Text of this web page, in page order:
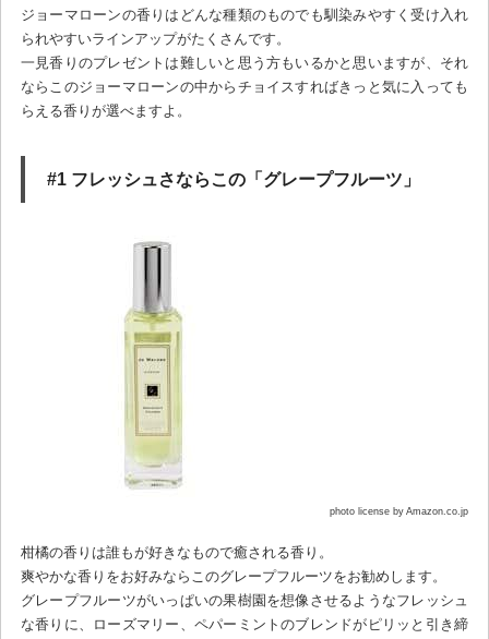
ジョーマローンの香りはどんな種類のものでも馴染みやすく受け入れ
られやすいラインアップがたくさんです。
一見香りのプレゼントは難しいと思う方もいるかと思いますが、それ
ならこのジョーマローンの中からチョイスすればきっと気に入っても
らえる香りが選べますよ。
#1 フレッシュさならこの「グレープフルーツ」
photo license by Amazon.co.jp
柑橘の香りは誰もが好きなもので癒される香り。
爽やかな香りをお好みならこのグレープフルーツをお勧めします。
グレープフルーツがいっぱいの果樹園を想像させるようなフレッシュ
な香りに、ローズマリー、ペパーミントのブレンドがピリッと引き締